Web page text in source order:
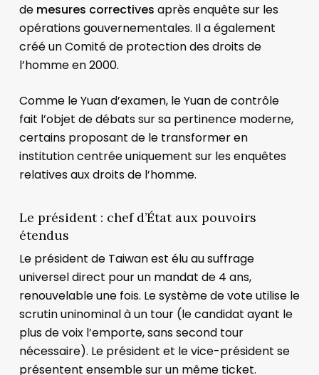
de mesures correctives après enquête sur les
opérations gouvernementales. Il a également
créé un Comité de protection des droits de
l’homme en 2000.
Comme le Yuan d’examen, le Yuan de contrôle
fait l’objet de débats sur sa pertinence moderne,
certains proposant de le transformer en
institution centrée uniquement sur les enquêtes
relatives aux droits de l’homme.
Le président : chef d’État aux pouvoirs
étendus
Le président de Taiwan est élu au suffrage
universel direct pour un mandat de 4 ans,
renouvelable une fois. Le système de vote utilise le
scrutin uninominal à un tour (le candidat ayant le
plus de voix l’emporte, sans second tour
nécessaire). Le président et le vice-président se
présentent ensemble sur un même ticket.